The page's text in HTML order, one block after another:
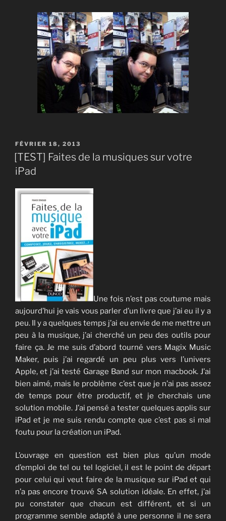
PUBLIÉ
LE
FÉVRIER 18, 2013
[TEST] Faites de la musiques sur votre
iPad
Une fois n’est pas coutume mais
aujourd’hui je vais vous parler d’un livre que j’ai eu il y a
peu. Il y a quelques temps j’ai eu envie de me mettre un
peu à la musique, j’ai cherché un peu des outils pour
faire ça. Je me suis d’abord tourné vers Magix Music
Maker, puis j’ai regardé un peu plus vers l’univers
Apple, et j’ai testé Garage Band sur mon macbook. J’ai
bien aimé, mais le problème c’est que je n’ai pas assez
de temps pour être productif, et je cherchais une
solution mobile. J’ai pensé a tester quelques applis sur
iPad et je me suis rendu compte que c’est pas si mal
foutu pour la création un iPad.
L’ouvrage en question est bien plus qu’un mode
d’emploi de tel ou tel logiciel, il est le point de départ
pour celui qui veut faire de la musique sur iPad et qui
n’a pas encore trouvé SA solution idéale. En effet, j’ai
pu constater que chacun est différent, et si un
programme semble adapté à une personne il ne sera